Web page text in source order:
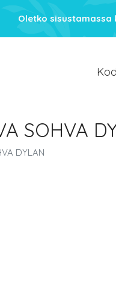
Oletko sisustamassa
SOHVA
DYLAN